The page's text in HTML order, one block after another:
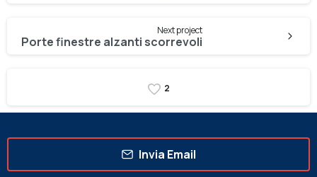
Next project
Porte finestre alzanti scorrevoli
2
Invia Email